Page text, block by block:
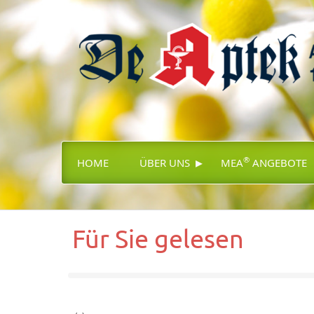
HOME ÜBER UNS ▸ MEA® ANGEBOTE
Für Sie gelesen